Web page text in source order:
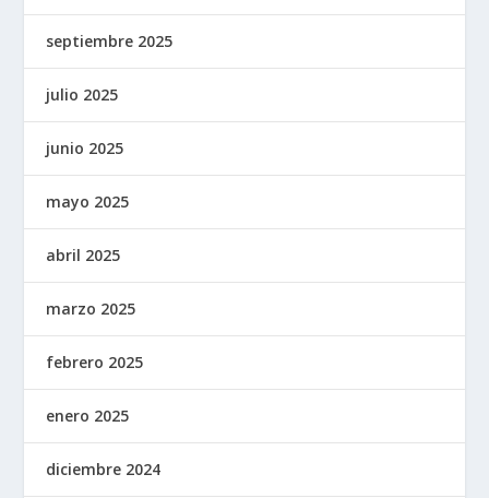
septiembre 2025
julio 2025
junio 2025
mayo 2025
abril 2025
marzo 2025
febrero 2025
enero 2025
diciembre 2024